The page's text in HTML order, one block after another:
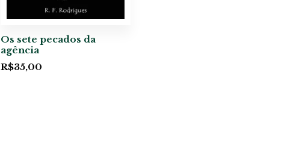
Os sete pecados da
agência
R$35,00